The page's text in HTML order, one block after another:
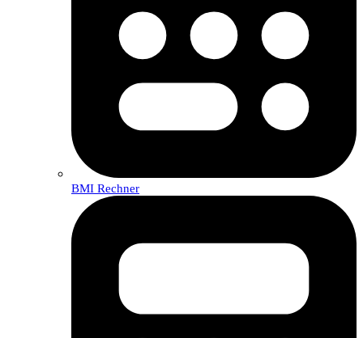
BMI Rechner